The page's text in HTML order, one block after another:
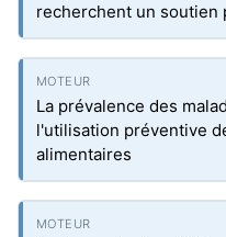
recherchent un
La prévalence des
l'utilisation préventive
alimentaires